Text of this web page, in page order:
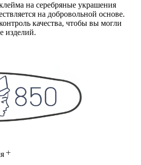
на серебряные украшения
на добровольной основе.
качества, чтобы вы могли
изделий.